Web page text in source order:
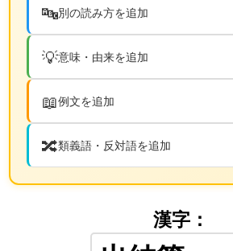
🔤別の読み方を追加
💡意味・由来を追加
📖例文を追加
🔀類義語・反対語を追加
漢字：